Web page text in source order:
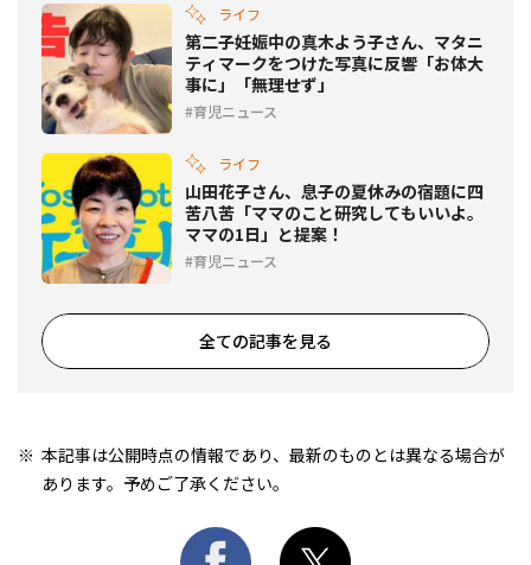
ライフ
第二子妊娠中の真木よう子さん、マタニ
ティマークをつけた写真に反響「お体大
事に」「無理せず」
育児ニュース
ライフ
山田花子さん、息子の夏休みの宿題に四
苦八苦「ママのこと研究してもいいよ。
ママの1日」と提案！
育児ニュース
全ての記事を見る
本記事は公開時点の情報であり、最新のものとは異なる場合が
あります。予めご了承ください。